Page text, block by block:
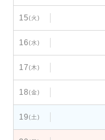
15(火)
16(水)
17(木)
18(金)
19(土)